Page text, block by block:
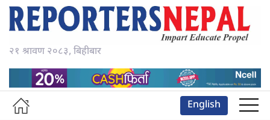
२१ श्रावण २०८३, बिहीबार
English